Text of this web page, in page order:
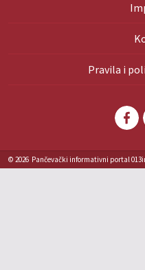
Pravila i
© 2026 Pančevački informativni portal